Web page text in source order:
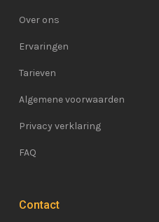
Over ons
Ervaringen
Tarieven
Algemene voorwaarden
Privacy verklaring
FAQ
Contact